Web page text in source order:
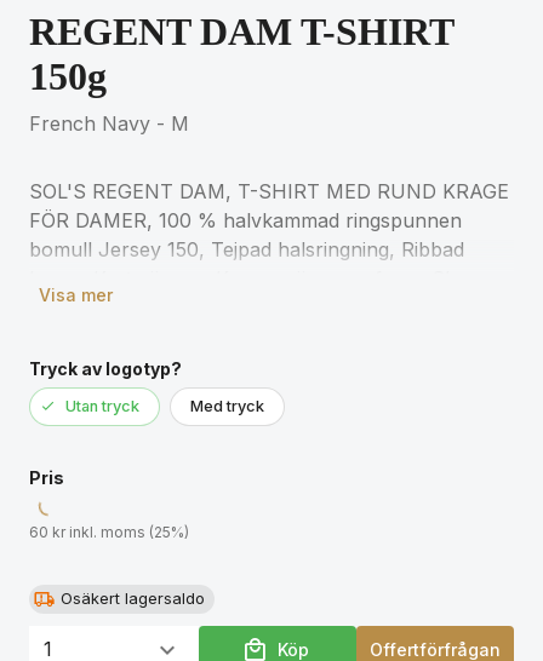
REGENT DAM T-SHIRT
150g
French Navy - M
SOL'S REGENT DAM, T-SHIRT MED RUND KRAGE
FÖR DAMER, 100 % halvkammad ringspunnen
bomull Jersey 150, Tejpad halsringning, Ribbad
och sydd, (1) Askgrå: 98 % bomull / 2 % viskos, (2)
matchande storlekar, se storlekstabellen i avsnittet
om produktdokumentation.
Visa mer
Tryck av logotyp?
Utan tryck Med tryck
Pris
60 kr inkl. moms (25%)
Osäkert lagersaldo
Köp Offertförfrågan